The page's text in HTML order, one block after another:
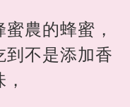
農的蜂蜜，
到不是添加香